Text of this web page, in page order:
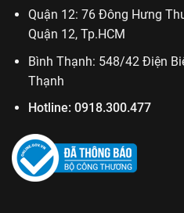
Quận 12: 76 Đông Hưng
Quận 12, Tp.HCM
Bình Thạnh: 548/42 Điện
Thạnh
Hotline: 0918.300.477